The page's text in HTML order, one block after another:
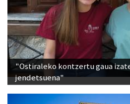
"Ostiraleko kontzertu gaua
jendetsuena"